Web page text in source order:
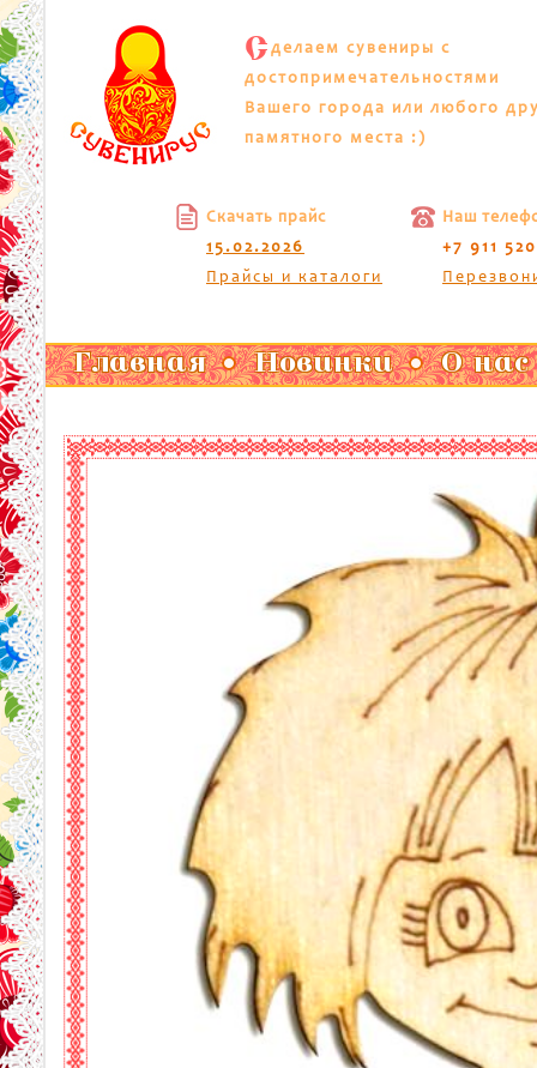
С делаем сувениры с
достопримечательностями
Вашего города или любого
памятного места :)
Скачать прайс
15.02.2026
Прайсы и каталоги
Наш
+7 911
Главная Новинки О нас